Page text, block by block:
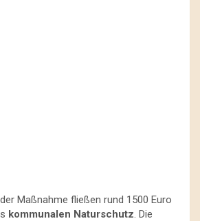
Maßnahme fließen rund 1500 Euro
kommunalen Naturschutz. Die